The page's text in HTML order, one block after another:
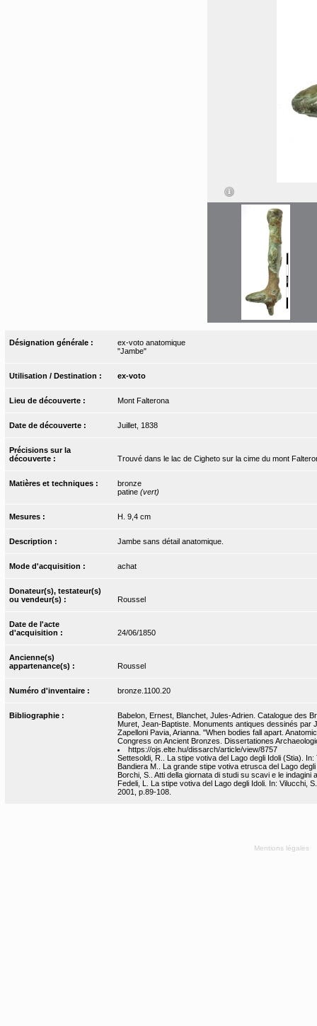
Désignation générale :
ex-voto anatomique
"Jambe"
Utilisation / Destination : ex-voto
Lieu de découverte : Mont Falterona
Date de découverte : Juillet, 1838
Précisions sur la
découverte :
Trouvé dans le lac de Cigheto sur la cime du mont
Matières et techniques :
bronze
patine (vert)
Mesures : H. 9,4 cm
Description : Jambe sans détail anatomique.
Mode d'acquisition : achat
Donateur(s), testateur(s)
ou vendeur(s) :
Roussel
Date de l'acte
d'acquisition :
24/06/1850
Ancienne(s)
appartenance(s) :
Roussel
Numéro d'inventaire : bronze.1100.20
Bibliographie :
Babelon, Ernest, Blanchet, Jules-Adrien. Catalogue des
Muret, Jean-Baptiste. Monuments antiques dessinés par
Zapelloni Pavia, Arianna. "When bodies fall apart.
Congress on Ancient Bronzes. Dissertationes
https://ojs.elte.hu/dissarch/article/view/8757
Settesoldi, R.. La stipe votiva del Lago degli Idoli (Stia).
Bandiera M.. La grande stipe votiva etrusca del Lago
Borchi, S.. Atti della giornata di studi su scavi e le
Fedeli, L. La stipe votiva del Lago degli Idoli. In: Vilucchi,
2001, p.89-108.
Mentions légales